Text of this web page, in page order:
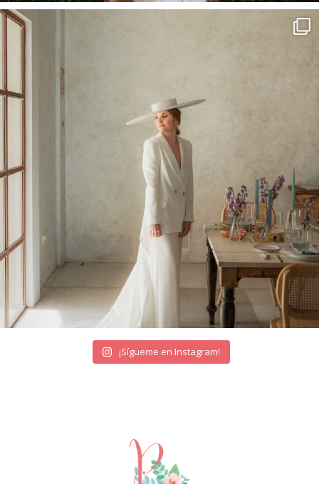
¡Sígueme en Instagram!